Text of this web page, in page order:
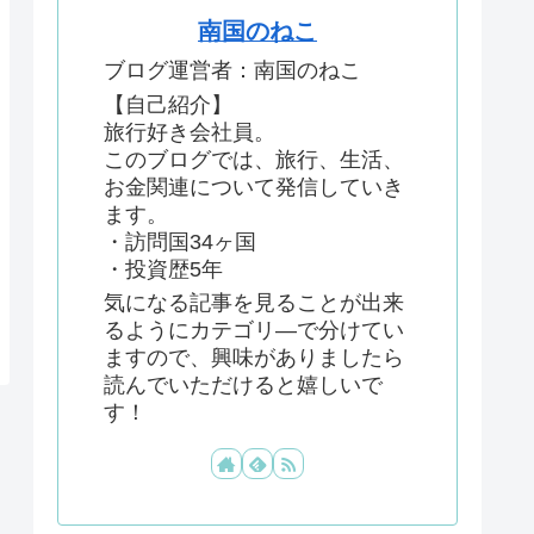
南国のねこ
ブログ運営者：南国のねこ
【自己紹介】
旅行好き会社員。
このブログでは、旅行、生活、
お金関連について発信していき
ます。
・訪問国34ヶ国
・投資歴5年
気になる記事を見ることが出来
るようにカテゴリ―で分けてい
ますので、興味がありましたら
読んでいただけると嬉しいで
す！